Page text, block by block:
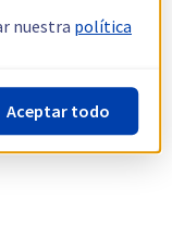
nuestra política
Aceptar todo